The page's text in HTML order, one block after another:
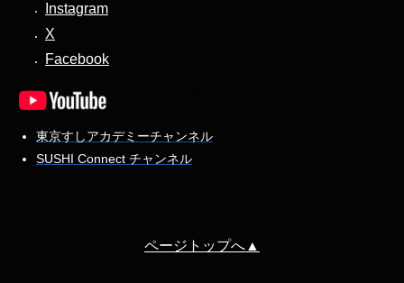
Instagram
X
Facebook
東京すしアカデミーチャンネル
SUSHI Connect チャンネル
ページトップへ▲